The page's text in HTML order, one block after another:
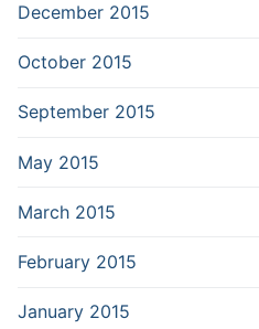
December 2015
October 2015
September 2015
May 2015
March 2015
February 2015
January 2015